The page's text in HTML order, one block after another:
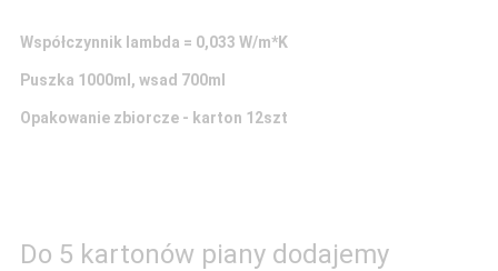
Współczynnik lambda = 0,033 W/m*K
Puszka 1000ml, wsad 700ml
Opakowanie zbiorcze - karton 12szt
Do 5 kartonów piany dodajemy